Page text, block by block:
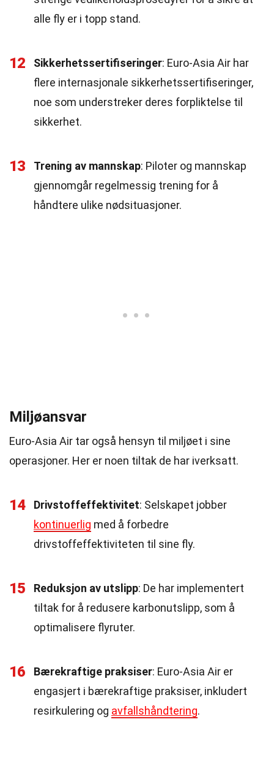
alle fly er i topp stand.
12 Sikkerhetssertifiseringer: Euro-Asia Air har
flere internasjonale sikkerhetssertifiseringer,
noe som understreker deres forpliktelse til
sikkerhet.
13 Trening av mannskap: Piloter og mannskap
gjennomgår regelmessig trening for å
håndtere ulike nødsituasjoner.
Miljøansvar
Euro-Asia Air tar også hensyn til miljøet i sine
operasjoner. Her er noen tiltak de har iverksatt.
14 Drivstoffeffektivitet: Selskapet jobber
kontinuerlig med å forbedre
drivstoffeffektiviteten til sine fly.
15 Reduksjon av utslipp: De har implementert
tiltak for å redusere karbonutslipp, som å
optimalisere flyruter.
16 Bærekraftige praksiser: Euro-Asia Air er
engasjert i bærekraftige praksiser, inkludert
resirkulering og avfallshåndtering.